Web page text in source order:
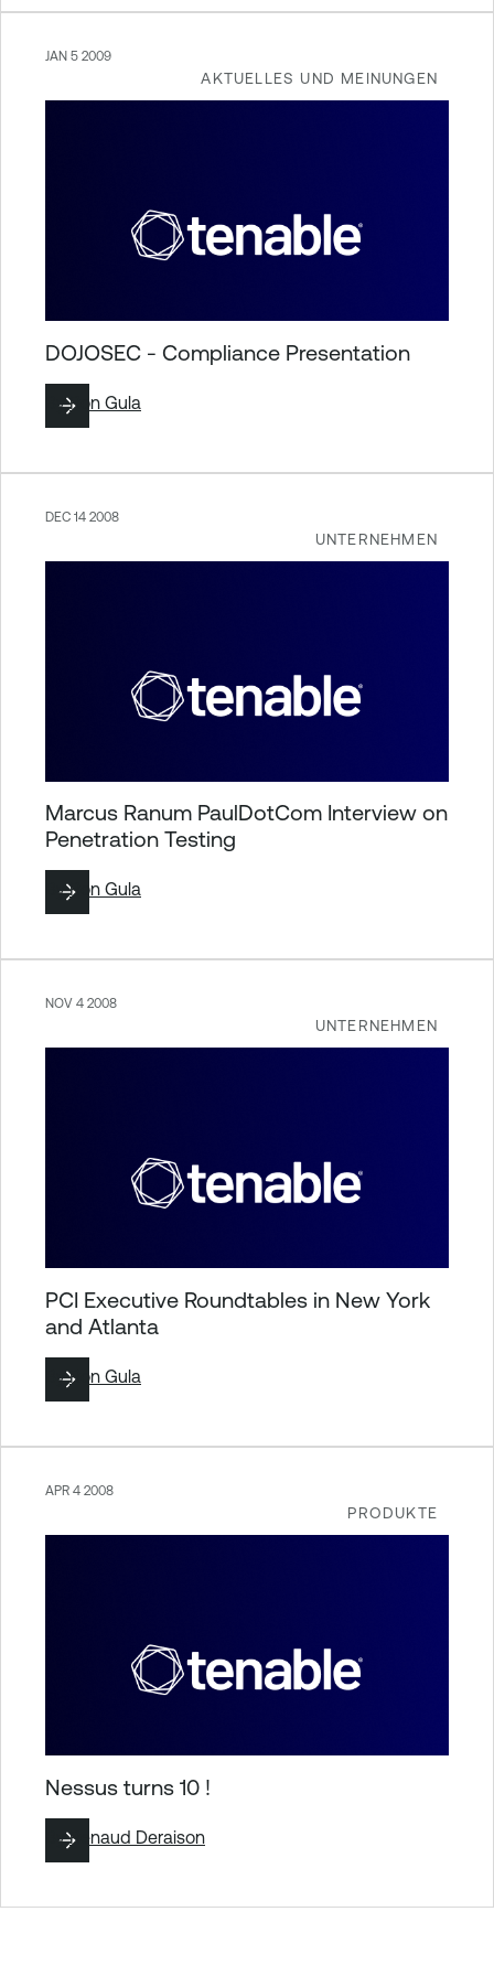
AKTUELLES UND MEINUNGEN
JAN 5 2009
DOJOSEC - Compliance Presentation
ByRon Gula
UNTERNEHMEN
DEC 14 2008
Marcus Ranum PaulDotCom Interview on
Penetration Testing
ByRon Gula
UNTERNEHMEN
NOV 4 2008
PCI Executive Roundtables in New York
and Atlanta
ByRon Gula
PRODUKTE
APR 4 2008
Nessus turns 10 !
ByRenaud Deraison